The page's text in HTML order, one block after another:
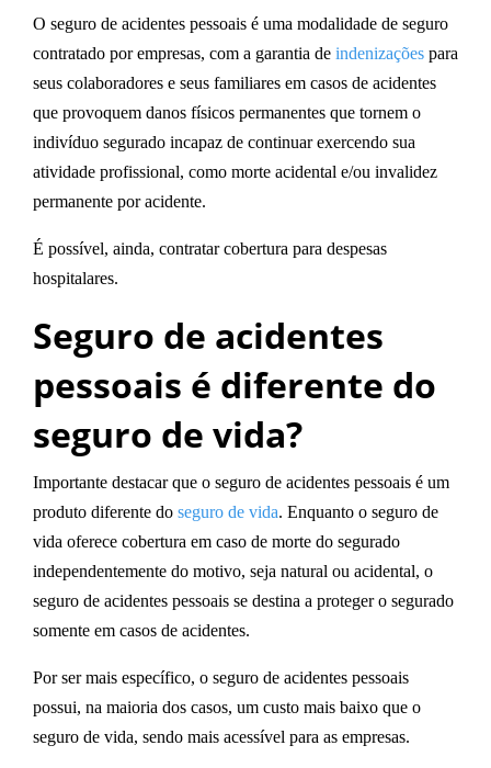
O seguro de acidentes pessoais é uma modalidade de seguro
contratado por empresas, com a garantia de indenizações para
seus colaboradores e seus familiares em casos de acidentes
que provoquem danos físicos permanentes que tornem o
indivíduo segurado incapaz de continuar exercendo sua
atividade profissional, como morte acidental e/ou invalidez
permanente por acidente.
É possível, ainda, contratar cobertura para despesas
hospitalares.
Seguro de acidentes
pessoais é diferente do
seguro de vida?
Importante destacar que o seguro de acidentes pessoais é um
produto diferente do seguro de vida. Enquanto o seguro de
vida oferece cobertura em caso de morte do segurado
independentemente do motivo, seja natural ou acidental, o
seguro de acidentes pessoais se destina a proteger o segurado
somente em casos de acidentes.
Por ser mais específico, o seguro de acidentes pessoais
possui, na maioria dos casos, um custo mais baixo que o
seguro de vida, sendo mais acessível para as empresas.